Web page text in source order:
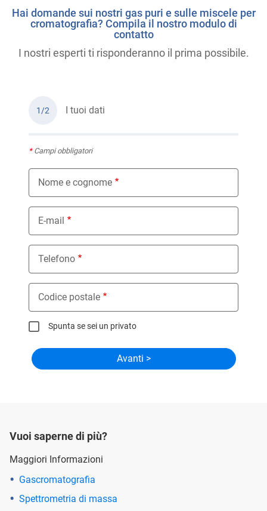
Hai domande sui nostri gas puri e sulle miscele per
cromatografia? Compila il nostro modulo di
contatto
I nostri esperti ti risponderanno il prima possibile.
1/2 I tuoi dati
*Campi obbligatori
Nome e cognome
E-mail
Telefono
Codice postale
Spunta se sei un privato
Vuoi saperne di più?
Maggiori Informazioni
Gascromatografia
Spettrometria di massa